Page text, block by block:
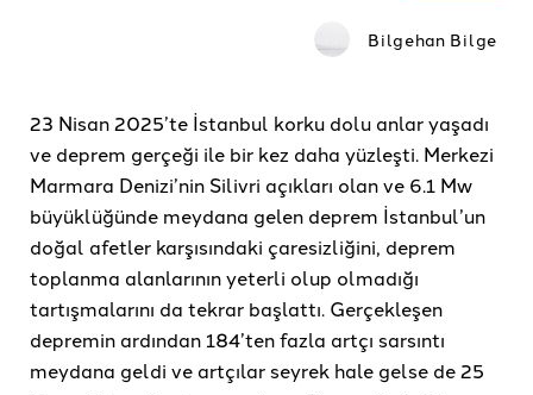
Bilgehan Bilge
23 Nisan 2025’te İstanbul korku dolu anlar yaşadı
ve deprem gerçeği ile bir kez daha yüzleşti. Merkezi
Marmara Denizi’nin Silivri açıkları olan ve 6.1 Mw
büyüklüğünde meydana gelen deprem İstanbul’un
doğal afetler karşısındaki çaresizliğini, deprem
toplanma alanlarının yeterli olup olmadığı
tartışmalarını da tekrar başlattı. Gerçekleşen
depremin ardından 184’ten fazla artçı sarsıntı
meydana geldi ve artçılar seyrek hale gelse de 25